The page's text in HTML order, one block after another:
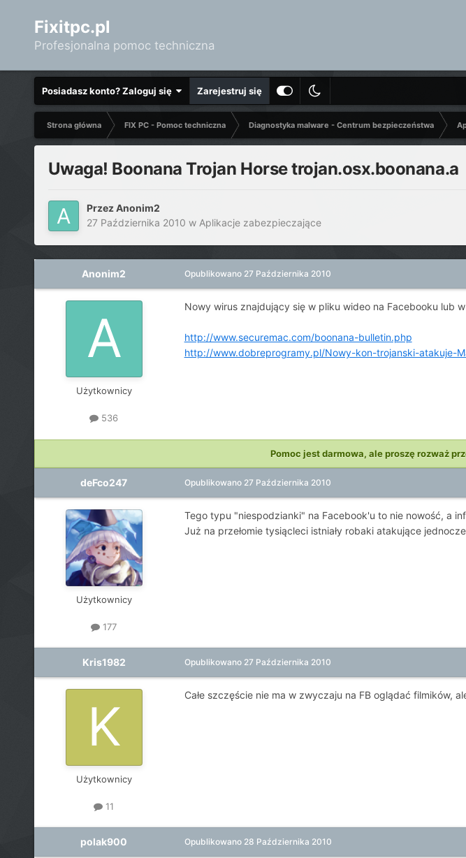
Fixitpc.pl
Profesjonalna pomoc techniczna
Posiadasz konto? Zaloguj się Zarejestruj się
Strona główna FIX PC - Pomoc techniczna Diagnostyka malware - Centrum bezpieczeństwa
Uwaga! Boonana Trojan Horse trojan.osx.boonana.a
PrzezAnonim2
27 Października 2010 w Aplikacje zabezpieczające
Anonim2
Użytkownicy
536
Opublikowano 27 Października 2010
Nowy wirus znajdujący się w pliku wideo na Facebooku lub
http://www.securemac.com/boonana-bulletin.php
http://www.dobreprogramy.pl/Nowy-kon-trojanski-atakuje-
Pomoc jest darmowa, ale proszę rozważ
deFco247
Użytkownicy
177
Opublikowano 27 Października 2010
Tego typu "niespodzianki" na Facebook'u to nie nowość, a
Już na przełomie tysiącleci istniały robaki atakujące
Kris1982
Użytkownicy
11
Opublikowano 27 Października 2010
Całe szczęście nie ma w zwyczaju na FB oglądać filmików,
polak900 Opublikowano 28 Października 2010